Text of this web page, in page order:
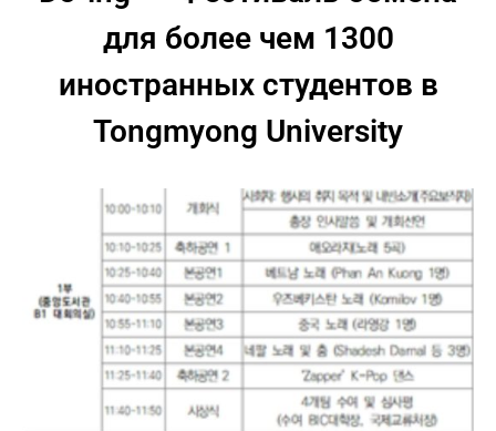
для более чем 1300
иностранных студентов в
Tongmyong University